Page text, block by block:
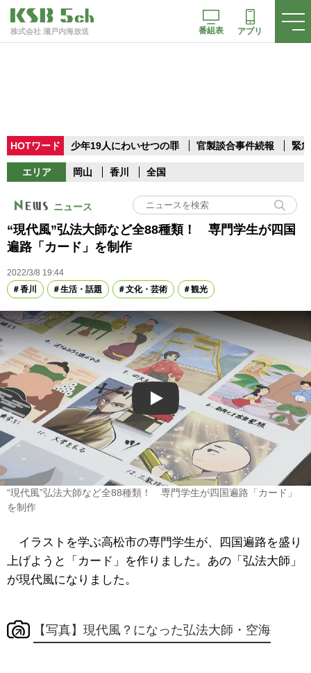
株式会社 瀬戸内海放送 番組表 アプリ
HOTワード 少年19人にわいせつの罪 官製談合事件続報 緊
エリア 岡山 香川 全国
ニュース
“現代風”弘法大師など全88種類！ 専門学生が四国
遍路「カード」を制作
2022/3/8 19:44
香川
生活・話題 文化・芸術 観光
Play
“現代風”弘法大師など全88種類！ 専門学生が四国遍路「カード」
を制作
イラストを学ぶ高松市の専門学生が、四国遍路を盛り
上げようと「カード」を作りました。あの「弘法大師」
が現代風になりました。
【写真】現代風？になった弘法大師・空海